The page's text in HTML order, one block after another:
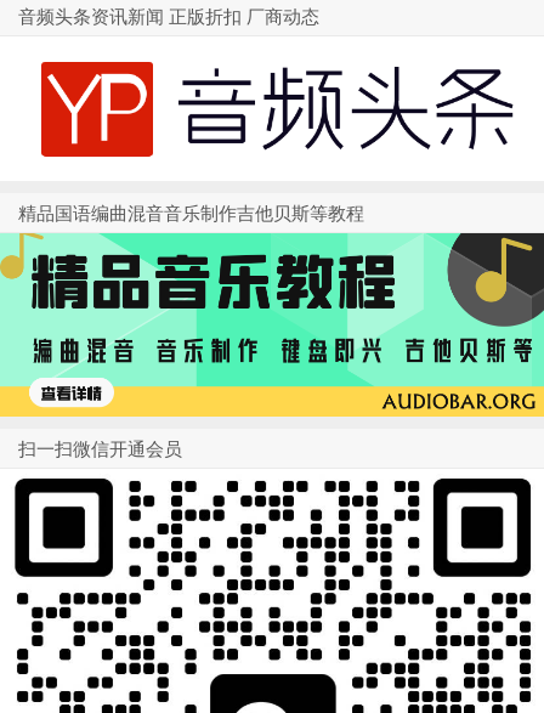
音频头条资讯新闻 正版折扣 厂商动态
精品国语编曲混音音乐制作吉他贝斯等教程
扫一扫微信开通会员